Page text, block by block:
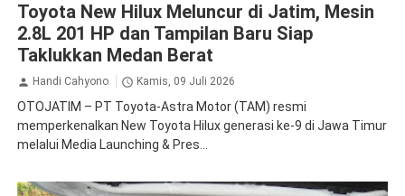
Toyota New Hilux Meluncur di Jatim, Mesin
2.8L 201 HP dan Tampilan Baru Siap
Taklukkan Medan Berat
Handi Cahyono Kamis, 09 Juli 2026
OTOJATIM – PT Toyota-Astra Motor (TAM) resmi
memperkenalkan New Toyota Hilux generasi ke-9 di Jawa Timur
melalui Media Launching & Pres...